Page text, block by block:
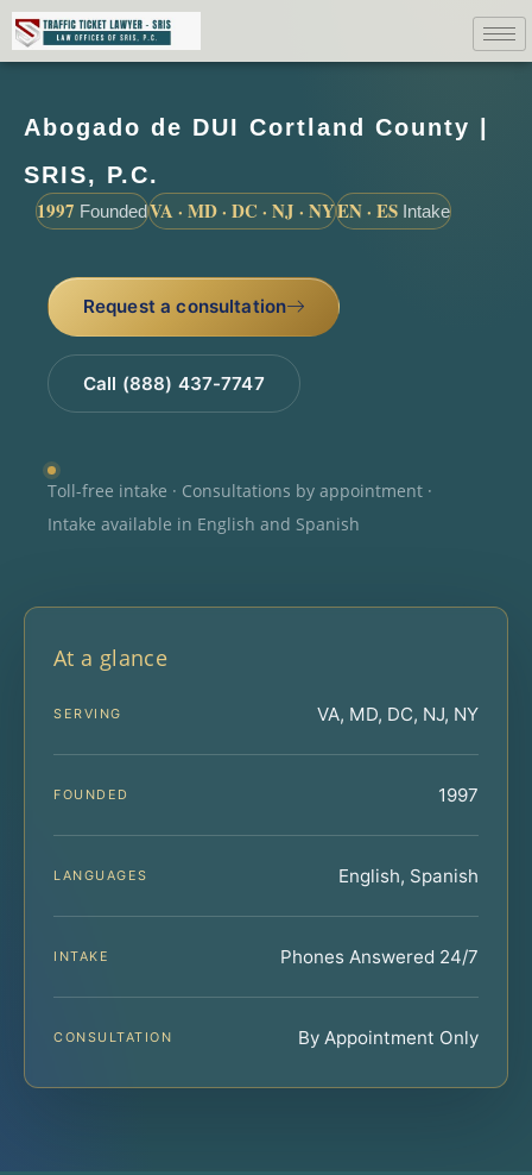
Abogado de DUI Cortland County |
SRIS, P.C.
1997 FoundedVA · MD · DC · NJ · NYEN · ES Intake
Request a consultation
Call (888) 437-7747
Toll-free intake · Consultations by appointment ·
Intake available in English and Spanish
At a glance
SERVING VA, MD, DC, NJ, NY
FOUNDED 1997
LANGUAGES English, Spanish
INTAKE Phones Answered 24/7
CONSULTATION By Appointment Only